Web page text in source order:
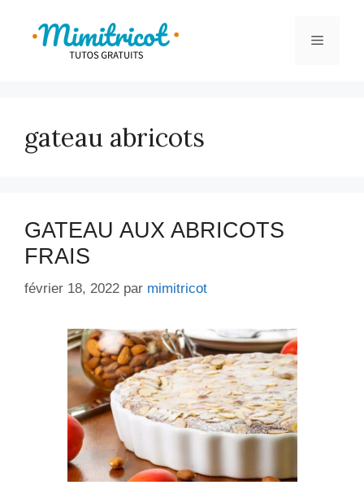
contenu
Menu
gateau abricots
GATEAU AUX ABRICOTS
FRAIS
février 18, 2022 par mimitricot